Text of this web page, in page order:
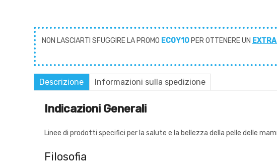
NON LASCIARTI SFUGGIRE LA PROMO ECOY10PER OTTENERE UN
Descrizione Informazioni sulla spedizione
Indicazioni Generali
Linee di prodotti specifici per la salute e la bellezza della pelle delle
Filosofia